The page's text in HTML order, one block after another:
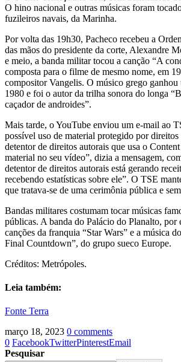
O hino nacional e outras músicas foram
fuzileiros navais, da Marinha.
Por volta das 19h30, Pacheco recebeu a
das mãos do presidente da corte, Alexandre
e meio, a banda militar tocou a canção “A
composta para o filme de mesmo nome, em
compositor Vangelis. O músico grego ganhou
1980 e foi o autor da trilha sonora do longa
caçador de androides”.
Mais tarde, o YouTube enviou um e-mail ao
possível uso de material protegido por
detentor de direitos autorais que usa o
material no seu vídeo”, dizia a mensagem,
detentor de direitos autorais está gerando
recebendo estatísticas sobre ele”. O TSE
que tratava-se de uma cerimônia pública e
Bandas militares costumam tocar músicas
públicas. A banda do Palácio do Planalto, por
canções da franquia “Star Wars” e a música
Final Countdown”, do grupo sueco Europe.
Créditos: Metrópoles.
Leia também:
Fonte Terra
março 18, 2023 0 comments
0 FacebookTwitterPinterestEmail
Pesquisar